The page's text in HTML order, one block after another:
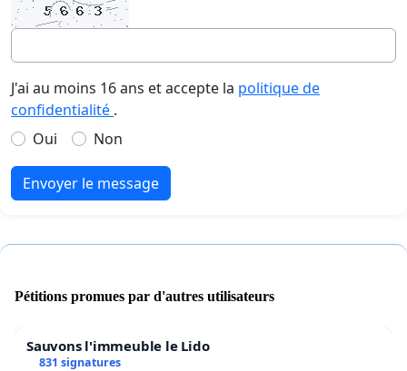
J'ai au moins 16 ans et accepte la politique de
confidentialité .
Oui
Non
Envoyer le message
Pétitions promues par d'autres utilisateurs
Sauvons l'immeuble le Lido
831 signatures